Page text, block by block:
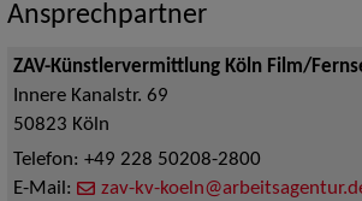
Ansprechpartner
ZAV-Künstlervermittlung Köln Film/
Innere Kanalstr. 69
50823 Köln
Telefon: +49 228 50208-2800
E-Mail:
zav-kv-